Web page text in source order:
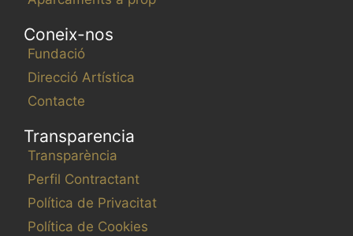
Coneix-nos
Fundació
Direcció Artística
Contacte
Transparencia
Transparència
Perfil Contractant
Política de Privacitat
Política de Cookies